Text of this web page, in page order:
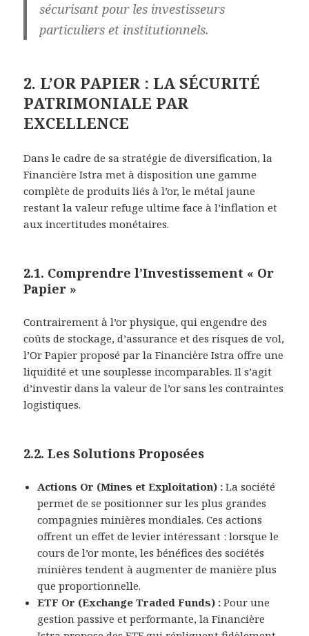
sécurisant pour les investisseurs
particuliers et institutionnels.
2. L’OR PAPIER : LA SÉCURITÉ
PATRIMONIALE PAR
EXCELLENCE
Dans le cadre de sa stratégie de diversification, la
Financière Istra met à disposition une gamme
complète de produits liés à l’or, le métal jaune
restant la valeur refuge ultime face à l’inflation et
aux incertitudes monétaires.
2.1. Comprendre l’Investissement « Or
Papier »
Contrairement à l’or physique, qui engendre des
coûts de stockage, d’assurance et des risques de vol,
l’Or Papier proposé par la Financière Istra offre une
liquidité et une souplesse incomparables. Il s’agit
d’investir dans la valeur de l’or sans les contraintes
logistiques.
2.2. Les Solutions Proposées
Actions Or (Mines et Exploitation) : La société
permet de se positionner sur les plus grandes
compagnies minières mondiales. Ces actions
offrent un effet de levier intéressant : lorsque le
cours de l’or monte, les bénéfices des sociétés
minières tendent à augmenter de manière plus
que proportionnelle.
ETF Or (Exchange Traded Funds) : Pour une
gestion passive et performante, la Financière